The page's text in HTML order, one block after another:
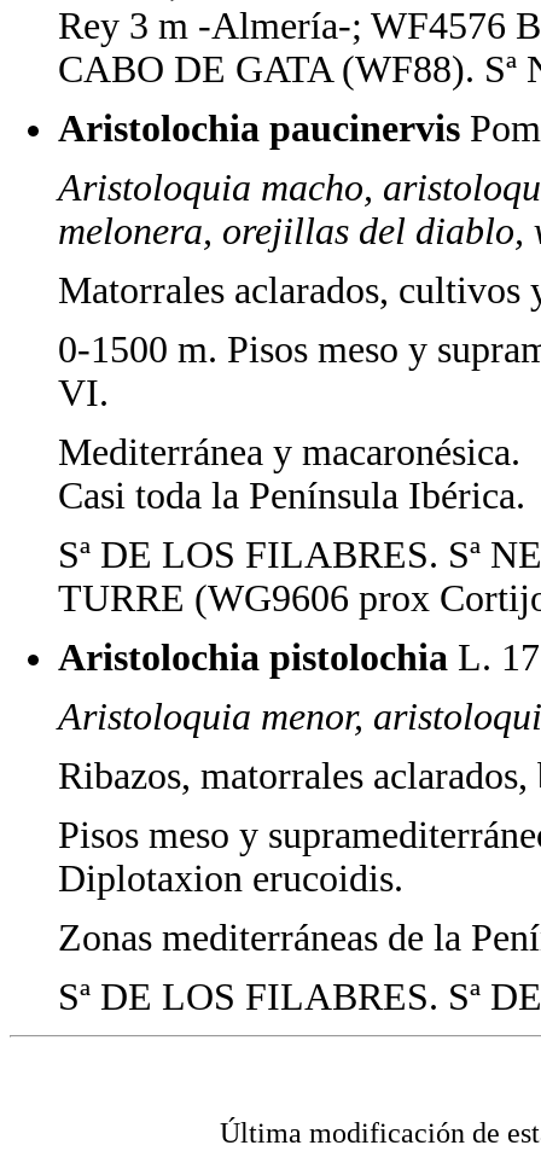
Rey 3 m -Almería-; WF4576
CABO DE GATA (WF88).
Aristolochia paucinervis
Aristoloquia macho,
melonera, orejillas del diablo,
Matorrales aclarados, cultivos
0-1500 m. Pisos meso y
VI.
Mediterránea y macaronésica.
Casi toda la Península Ibérica.
Sª DE LOS FILABRES. Sª
TURRE (WG9606 prox
Aristolochia pistolochia L.
Aristoloquia menor,
Ribazos, matorrales
Pisos meso y
Diplotaxion erucoidis.
Zonas mediterráneas de la
Sª DE LOS FILABRES. Sª
Última modificación de